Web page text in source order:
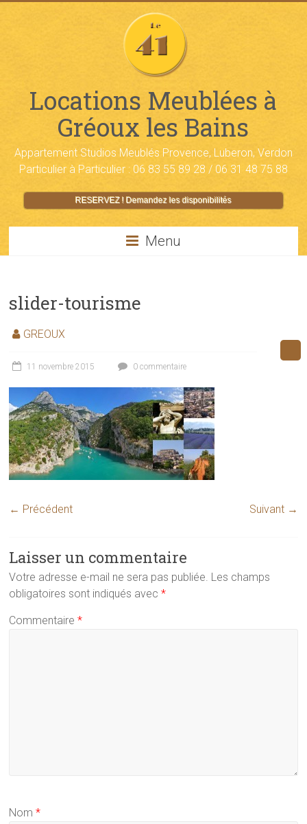
Locations Meublées à
Gréoux les Bains
Appartement Studios Meublés Provence, Luberon, Verdon
Particulier à Particulier : 06 83 55 89 28 / 06 31 48 75 88
RESERVEZ ! Demandez les disponibilités
Menu
slider-tourisme
GREOUX
11 novembre 2015 0 commentaire
← Précédent Suivant →
Laisser un commentaire
Votre adresse e-mail ne sera pas publiée. Les champs
obligatoires sont indiqués avec*
Commentaire*
Nom*